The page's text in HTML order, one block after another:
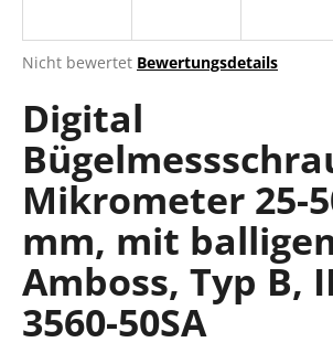
Die
Produktbewertung
ist
0,0
von
5
Sternen.
Nicht bewertet Bewertungsdetails
Digital
Mikrometer 25-
mm, mit
Amboss, Typ B,
3560-50SA
W
r
e
m
p
f